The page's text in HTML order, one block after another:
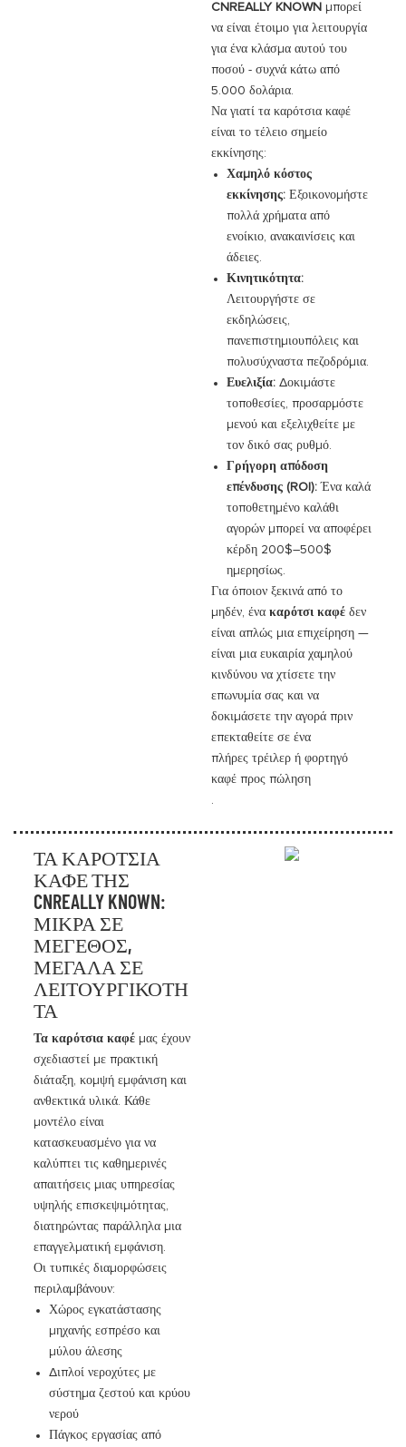
CNREALLY KNOWN μπορεί
να είναι έτοιμο για λειτουργία
για ένα κλάσμα αυτού του
ποσού - συχνά κάτω από
5.000 δολάρια.
Να γιατί τα καρότσια καφέ
είναι το τέλειο σημείο
εκκίνησης:
Χαμηλό κόστος
εκκίνησης:Εξοικονομήστε
πολλά χρήματα από
ενοίκιο, ανακαινίσεις και
άδειες.
Κινητικότητα:
Λειτουργήστε σε
εκδηλώσεις,
πανεπιστημιουπόλεις και
πολυσύχναστα πεζοδρόμια.
Ευελιξία:Δοκιμάστε
τοποθεσίες, προσαρμόστε
μενού και εξελιχθείτε με
τον δικό σας ρυθμό.
Γρήγορη απόδοση
επένδυσης (ROI):Ένα καλά
τοποθετημένο καλάθι
αγορών μπορεί να αποφέρει
κέρδη 200$–500$
ημερησίως.
Για όποιον ξεκινά από το
μηδέν, ένα καρότσι καφέδεν
είναι απλώς μια επιχείρηση —
είναι μια ευκαιρία χαμηλού
κινδύνου να χτίσετε την
επωνυμία σας και να
δοκιμάσετε την αγορά πριν
επεκταθείτε σε ένα
πλήρες τρέιλερ ή φορτηγό
καφέ προς πώληση
.
ΤΑ ΚΑΡΌΤΣΙΑ
ΚΑΦΈ ΤΗΣ
CNREALLY KNOWN:
ΜΙΚΡΆ ΣΕ
ΜΈΓΕΘΟΣ,
ΜΕΓΆΛΑ ΣΕ
ΛΕΙΤΟΥΡΓΙΚΌΤΗ
ΤΑ
Τα καρότσια καφέ μας έχουν
σχεδιαστεί με πρακτική
διάταξη, κομψή εμφάνιση και
ανθεκτικά υλικά. Κάθε
μοντέλο είναι
κατασκευασμένο για να
καλύπτει τις καθημερινές
απαιτήσεις μιας υπηρεσίας
υψηλής επισκεψιμότητας,
διατηρώντας παράλληλα μια
επαγγελματική εμφάνιση.
Οι τυπικές διαμορφώσεις
περιλαμβάνουν:
Χώρος εγκατάστασης
μηχανής εσπρέσο και
μύλου άλεσης
Διπλοί νεροχύτες με
σύστημα ζεστού και κρύου
νερού
Πάγκος εργασίας από